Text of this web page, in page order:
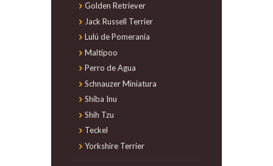
Golden Retriever
Jack Russell Terrier
Lulú de Pomerania
Maltipoo
Perro de Agua
Schnauzer Miniatura
Shiba Inu
Shih Tzu
Teckel
Yorkshire Terrier